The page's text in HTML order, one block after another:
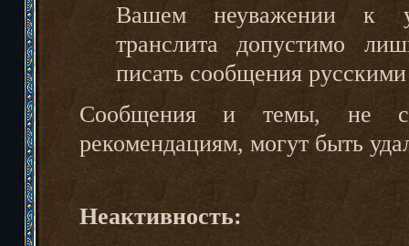
Вашем неуважении к
транслита допустимо
писать сообщения
Сообщения и темы, не
рекомендациям, могут быть
Неактивность: